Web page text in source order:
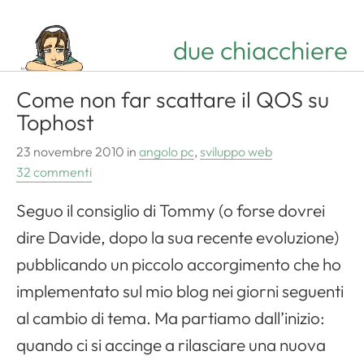
due chiacchiere
Come non far scattare il QOS su
Tophost
23 novembre 2010 in angolo pc, sviluppo web
32 commenti
Seguo il consiglio di Tommy (o forse dovrei
dire Davide, dopo la sua recente evoluzione)
pubblicando un piccolo accorgimento che ho
implementato sul mio blog nei giorni seguenti
al cambio di tema. Ma partiamo dall’inizio:
quando ci si accinge a rilasciare una nuova